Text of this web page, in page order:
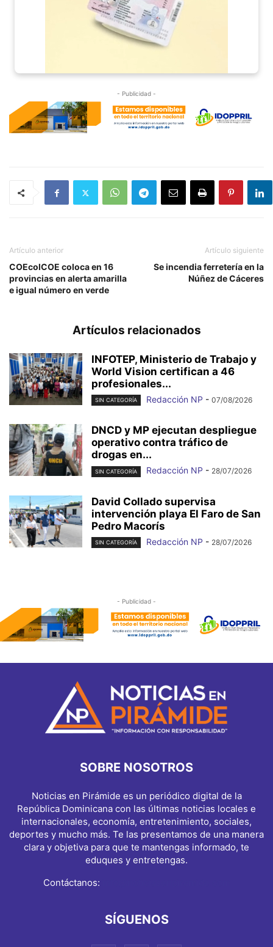
- Publicidad -
Artículo anterior
COEcolCOE coloca en 16
provincias en alerta amarilla
e igual número en verde
Artículo siguiente
Se incendia ferretería en la
Núñez de Cáceres
Artículos relacionados
INFOTEP, Ministerio de Trabajo y
World Vision certifican a 46
profesionales...
SIN CATEGORÍA Redacción NP - 07/08/2026
DNCD y MP ejecutan despliegue
operativo contra tráfico de
drogas en...
SIN CATEGORÍA Redacción NP - 28/07/2026
David Collado supervisa
intervención playa El Faro de San
Pedro Macorís
SIN CATEGORÍA Redacción NP - 28/07/2026
- Publicidad -
SOBRE NOSOTROS
Noticias en Pirámide es un periódico digital de la
República Dominicana con las últimas noticias locales e
internacionales, economía, entretenimiento, sociales,
deportes y mucho más. Te las presentamos de una manera
clara y objetiva para que te mantengas informado, te
eduques y entretengas.
Contáctanos:
SÍGUENOS